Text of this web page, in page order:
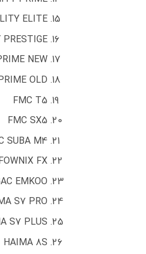
ELITE
NEW
OLD
FMC T5
FMC SX5
SUBA M4
FX
EMKOO
S7 PRO
S7 PLUS
HAIMA 8S